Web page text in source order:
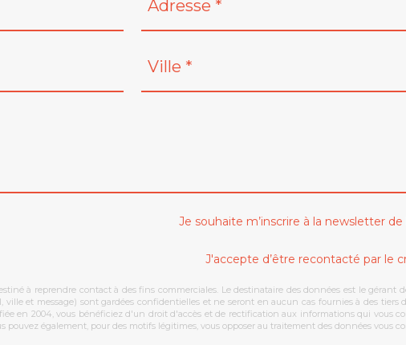
Je souhaite m’inscrire à la newsletter
J'accepte d’être recontacté par le
à reprendre contact à des fins commerciales. Le destinataire des données est le gérant
ville et message) sont gardées confidentielles et ne seront en aucun cas fournies à des
en 2004, vous bénéficiez d'un droit d'accès et de rectification aux informations qui vous
pouvez également, pour des motifs légitimes, vous opposer au traitement des données vous